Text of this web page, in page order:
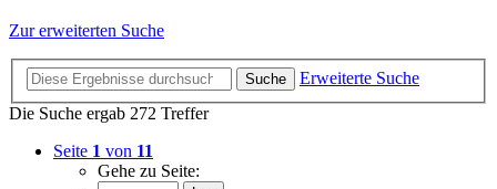
Zur erweiterten Suche
Suche
Erweiterte Suche
Die Suche ergab 272 Treffer
Seite 1 von 11
Gehe zu Seite: